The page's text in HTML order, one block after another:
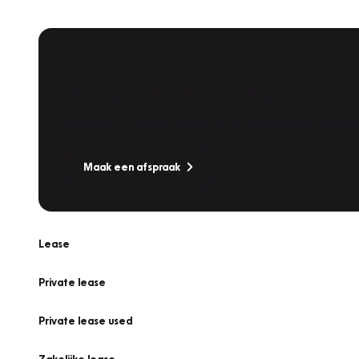
Maak een afspraak
Lease
Private lease
Private lease used